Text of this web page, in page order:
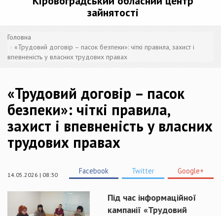
зайнятості
Головна
«Трудовий договір – пасок безпеки»: чіткі правила, захист і
впевненість у власних трудових правах
«Трудовий договір – пасок
безпеки»: чіткі правила,
захист і впевненість у власних
трудових правах
14.05.2026 | 08:30 Facebook Twitter Google+
Під час інформаційної
кампанії «Трудовий